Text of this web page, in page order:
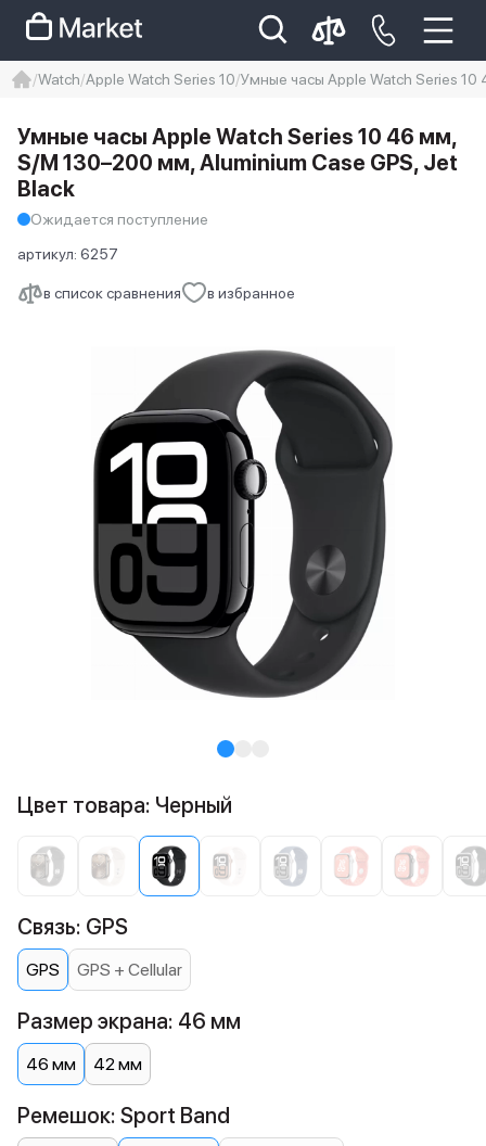
Iphone 14 pro max
айфон 14
Watch Apple Watch Series 10 Умные часы Apple Watch Series
в список сравнения в избранное
Умные часы Apple Watch Series 10 46 мм,
S/M 130–200 мм, Aluminium Case GPS, Jet
Black
Ожидается поступление
артикул: 6257
Цвет товара: Черный
Связь: GPS
GPS GPS + Cellular
Размер экрана: 46 мм
46 мм 42 мм
Ремешок: Sport Band